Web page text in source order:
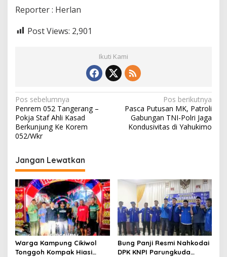
Reporter : Herlan
Post Views: 2,901
Ikuti Kami
N
a
v
g
a
s
i
p
o
s
Pos sebelumnya
Penrem 052 Tangerang –
Pokja Staf Ahli Kasad
Berkunjung Ke Korem
052/Wkr
Pos berikutnya
Pasca Putusan MK, Patroli
Gabungan TNI-Polri Jaga
Kondusivitas di Yahukimo
Jangan Lewatkan
Warga Kampung Cikiwol
Tonggoh Kompak Hiasi
Bung Panji Resmi Nahkodai
DPK KNPI Parungkuda